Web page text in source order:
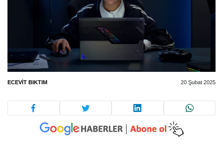
ECEVIT BIKTIM 20 Şubat 2025